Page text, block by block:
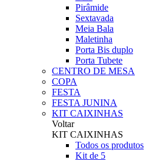
Pirâmide
Sextavada
Meia Bala
Maletinha
Porta Bis duplo
Porta Tubete
CENTRO DE MESA
COPA
FESTA
FESTA JUNINA
KIT CAIXINHAS
Voltar
KIT CAIXINHAS
Todos os produtos
Kit de 5